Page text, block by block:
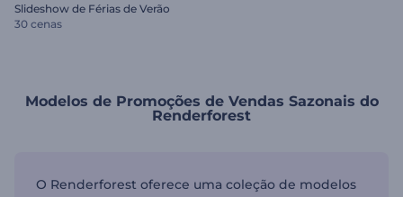
Slideshow de Férias de Verão
30 cenas
Modelos de Promoções de Vendas Sazonais do
Renderforest
O Renderforest oferece uma coleção de modelos